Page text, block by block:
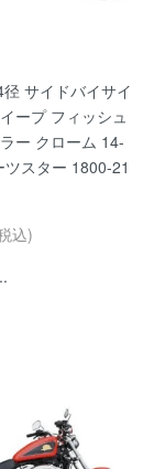
サイドバイサイ
ープ フィッシュ
ー クローム 14-
スター 1800-21
込)